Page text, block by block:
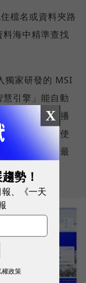
檔名或資料夾路
海中精準查找
獨家研發的 MSI
引擎」能自動
處理、影音播
效能表現，使
能持續維持在最
X
勢！
、《一天
權政策